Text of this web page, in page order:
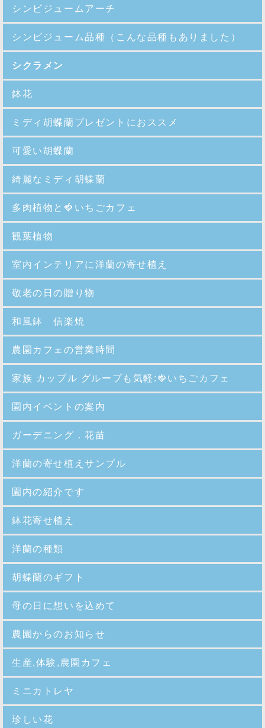
シンビジュームアーチ
シンビジューム品種 （こんな品種もありました）
シクラメン
鉢花
ミディ胡蝶蘭プレゼントにおススメ
可愛い胡蝶蘭
綺麗なミディ胡蝶蘭
多肉植物と🍓いちごカフェ
観葉植物
室内インテリアに洋蘭の寄せ植え
敬老の日の贈り物
和風鉢 信楽焼
農園カフェの営業時間
家族 カップル グループも気軽:🍓いちごカフェ
園内イベントの案内
ガーデニング．花苗
洋蘭の寄せ植えサンプル
園内の紹介 です
鉢花寄せ植え
洋蘭の種類
胡蝶蘭のギフト
母の日に想いを込めて
農園からのお知らせ
生産,体験,農園カフェ
ミニカトレヤ
珍しい花